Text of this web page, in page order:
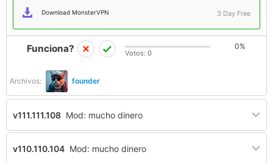
Download MonsterVPN 3 Day Free
Archivos: founder
Funciona? 0%
Votos: 0
v111.111.108 Mod: mucho dinero
v110.110.104 Mod: mucho dinero